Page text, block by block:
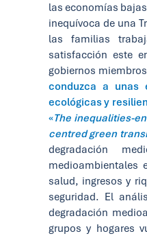
las economías
inequívoca de una
las familias
satisfacción este
gobiernos
conduzca a unas
ecológicas y
«The inequalities-
centred green
degradación
medioambientales
salud, ingresos y
seguridad. El
degradación
grupos y hogares